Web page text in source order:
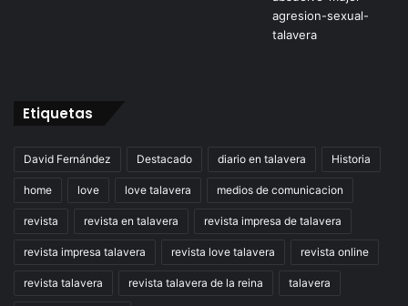
Etiquetas
David Fernández Destacado diario en talavera Historia
home love love talavera medios de comunicacion
revista revista en talavera revista impresa de talavera
revista impresa talavera revista love talavera revista online
revista talavera revista talavera de la reina talavera